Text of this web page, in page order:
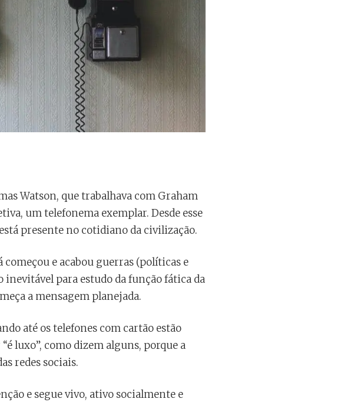
Watson, que trabalhava com Graham
um telefonema exemplar. Desde esse
presente no cotidiano da civilização.
e acabou guerras (políticas e
inevitável para estudo da função fática da
a mensagem planejada.
até os telefones com cartão estão
luxo”, como dizem alguns, porque a
redes sociais.
e segue vivo, ativo socialmente e